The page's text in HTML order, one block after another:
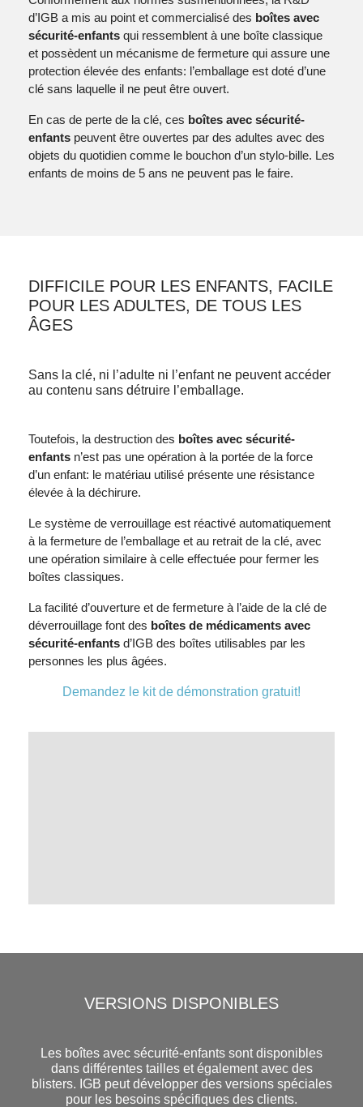
d’IGB a mis au point et commercialisé des boîtes avec
sécurité-enfants qui ressemblent à une boîte classique
et possèdent un mécanisme de fermeture qui assure une
protection élevée des enfants: l’emballage est doté d’une
clé sans laquelle il ne peut être ouvert.
En cas de perte de la clé, ces boîtes avec sécurité-
enfants peuvent être ouvertes par des adultes avec des
objets du quotidien comme le bouchon d’un stylo-bille. Les
enfants de moins de 5 ans ne peuvent pas le faire.
DIFFICILE POUR LES ENFANTS, FACILE
POUR LES ADULTES, DE TOUS LES
ÂGES
Sans la clé, ni l’adulte ni l’enfant ne peuvent accéder
au contenu sans détruire l’emballage.
Toutefois, la destruction des boîtes avec sécurité-
enfants n’est pas une opération à la portée de la force
d’un enfant: le matériau utilisé présente une résistance
élevée à la déchirure.
Le système de verrouillage est réactivé automatiquement
à la fermeture de l’emballage et au retrait de la clé, avec
une opération similaire à celle effectuée pour fermer les
boîtes classiques.
La facilité d’ouverture et de fermeture à l’aide de la clé de
déverrouillage font des boîtes de médicaments avec
sécurité-enfants d’IGB des boîtes utilisables par les
personnes les plus âgées.
Demandez le kit de démonstration gratuit!
VERSIONS DISPONIBLES
Les boîtes avec sécurité-enfants sont disponibles
dans différentes tailles et également avec des
blisters. IGB peut développer des versions spéciales
pour les besoins spécifiques des clients.